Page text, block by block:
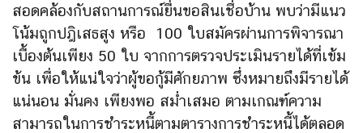
สอดคล้องกับสถานการณ์ยื่นขอสินเชื่อบ้าน พบว่ามีแนว
โน้มถูกปฎิเสธสูง หรือ ​ 100 ใบสมัครผ่านการพิจารณา​
เบื้องต้น​เพียง 50 ใบ จากการตรวจประเมินรายได้ที่เข้ม
ข้น​ เพื่อให้แน่ใจว่าผู้ขอกู้มีศักยภาพ ซึ่งหมายถึงมีรายได้
แน่นอน​ มั่นคง​ เพียงพอ​ สม่ำเสมอ ตามเกณฑ์​ความ
สามารถ​ในการชำระหนี้ตามตารางการชำระหนี้ได้ตลอด​